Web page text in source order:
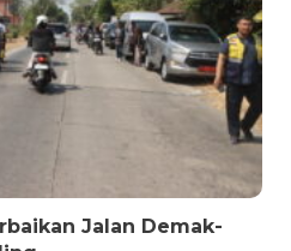
Jalan Demak-